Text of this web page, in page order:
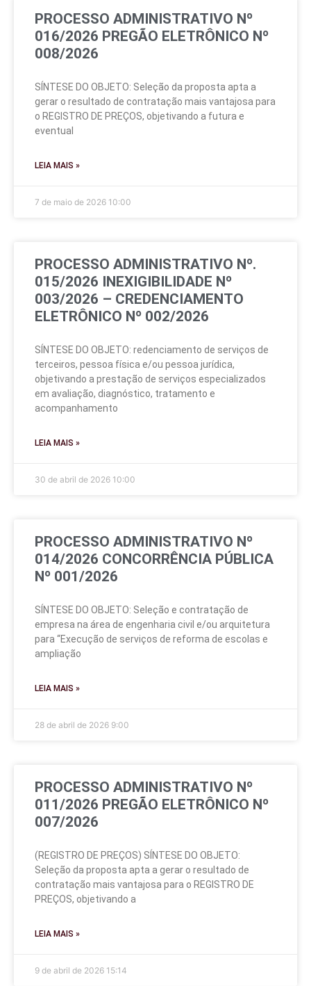
PROCESSO ADMINISTRATIVO Nº
016/2026 PREGÃO ELETRÔNICO Nº
008/2026
SÍNTESE DO OBJETO: Seleção da proposta apta a
gerar o resultado de contratação mais vantajosa para
o REGISTRO DE PREÇOS, objetivando a futura e
eventual
LEIA MAIS »
7 de maio de 2026 10:00
PROCESSO ADMINISTRATIVO Nº.
015/2026 INEXIGIBILIDADE Nº
003/2026 – CREDENCIAMENTO
ELETRÔNICO Nº 002/2026
SÍNTESE DO OBJETO: redenciamento de serviços de
terceiros, pessoa física e/ou pessoa jurídica,
objetivando a prestação de serviços especializados
em avaliação, diagnóstico, tratamento e
acompanhamento
LEIA MAIS »
30 de abril de 2026 10:00
PROCESSO ADMINISTRATIVO Nº
014/2026 CONCORRÊNCIA PÚBLICA
Nº 001/2026
SÍNTESE DO OBJETO: Seleção e contratação de
empresa na área de engenharia civil e/ou arquitetura
para “Execução de serviços de reforma de escolas e
ampliação
LEIA MAIS »
28 de abril de 2026 9:00
PROCESSO ADMINISTRATIVO Nº
011/2026 PREGÃO ELETRÔNICO Nº
007/2026
(REGISTRO DE PREÇOS) SÍNTESE DO OBJETO:
Seleção da proposta apta a gerar o resultado de
contratação mais vantajosa para o REGISTRO DE
PREÇOS, objetivando a
LEIA MAIS »
9 de abril de 2026 15:14